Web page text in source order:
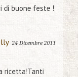
di buone feste !
24 Dicembre 2011
ricetta!Tanti